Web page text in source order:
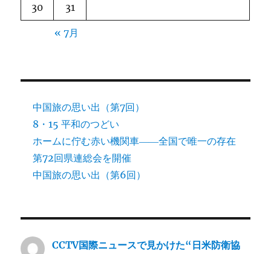
30 31
« 7月
中国旅の思い出（第7回）
8・15 平和のつどい
ホームに佇む赤い機関車――全国で唯一の存在
第72回県連総会を開催
中国旅の思い出（第6回）
CCTV国際ニュースで見かけた“日米防衛協